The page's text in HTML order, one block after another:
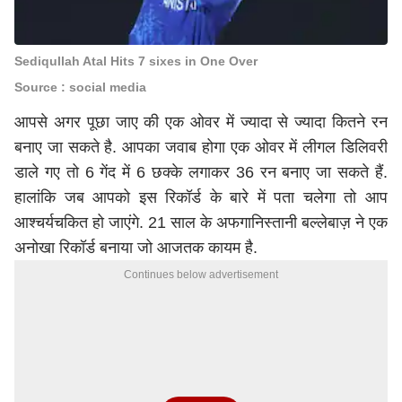
Sediqullah Atal Hits 7 sixes in One Over
Source : social media
आपसे अगर पूछा जाए की एक ओवर में ज्यादा से ज्यादा कितने रन
बनाए जा सकते है. आपका जवाब होगा एक ओवर में लीगल डिलिवरी
डाले गए तो 6 गेंद में 6 छक्के लगाकर 36 रन बनाए जा सकते हैं.
हालांकि जब आपको इस रिकॉर्ड के बारे में पता चलेगा तो आप
आश्चर्यचकित हो जाएंगे. 21 साल के अफगानिस्तानी बल्लेबाज़ ने एक
अनोखा रिकॉर्ड बनाया जो आजतक कायम है.
Continues below advertisement